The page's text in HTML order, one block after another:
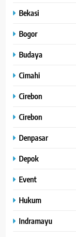
Bekasi
Bogor
Budaya
Cimahi
Cirebon
Cirebon
Denpasar
Depok
Event
Hukum
Indramayu